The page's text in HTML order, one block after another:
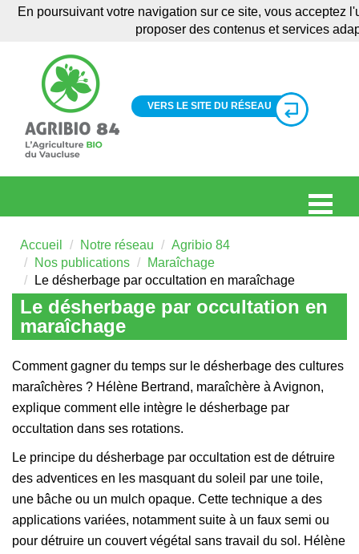
VERS LE SITE DU RÉSEAU
Accueil Notre réseau
Agribio 84
Nos publications
Maraîchage
Le désherbage par occultation en maraîchage
Le désherbage par occultation en
maraîchage
Comment gagner du temps sur le désherbage des cultures
maraîchères ? Hélène Bertrand, maraîchère à Avignon,
explique comment elle intègre le désherbage par
occultation dans ses rotations.
Le principe du désherbage par occultation est de détruire
des adventices en les masquant du soleil par une toile,
une bâche ou un mulch opaque. Cette technique a des
applications variées, notamment suite à un faux semi ou
pour détruire un couvert végétal sans travail du sol. Hélène
En poursuivant votre navigation sur ce site, vous acceptez
proposer des contenus et services